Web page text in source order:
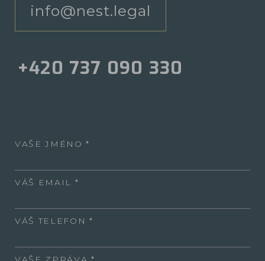
info@nest.legal
+420 737 090 330
VAŠE JMÉNO
VÁŠ EMAIL
VÁŠ TELEFON